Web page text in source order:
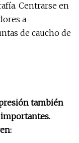
Centrarse en
a
de caucho de
también